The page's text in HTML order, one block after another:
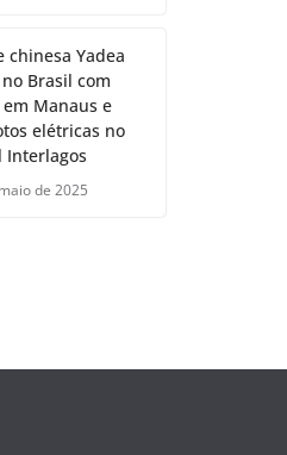
chinesa Yadea
Brasil com
Manaus e
elétricas no
Interlagos
de 2025